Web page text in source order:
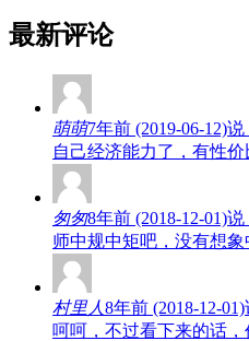
最新评论
萌萌7年前 (2019-06-12)
自己经济能力了，有性价
匆匆8年前 (2018-12-01)
师中规中矩吧，没有想
村里人8年前 (2018-12-
呵呵，不过看下来的话，